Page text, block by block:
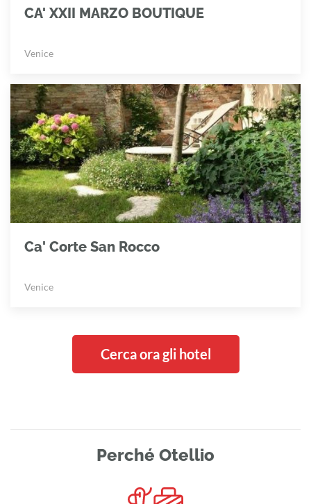
CA' XXII MARZO BOUTIQUE
Venice
Ca' Corte San Rocco
Venice
Cerca ora gli hotel
Perché Otellio